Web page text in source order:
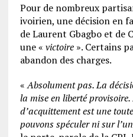
Pour de nombreux
ivoirien, une décision en
de Laurent Gbagbo et de
une « victoire». Certains
abandon des charges.
«Absolument pas. La
la mise en liberté
d’acquittement est une
pouvons spéculer ni sur